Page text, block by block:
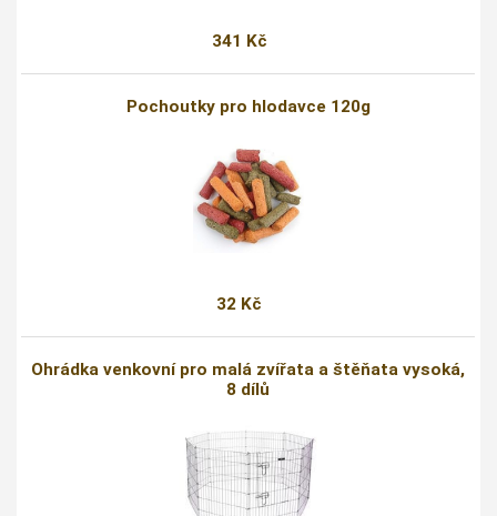
341 Kč
Pochoutky pro hlodavce 120g
32 Kč
Ohrádka venkovní pro malá zvířata a štěňata vysoká,
8 dílů